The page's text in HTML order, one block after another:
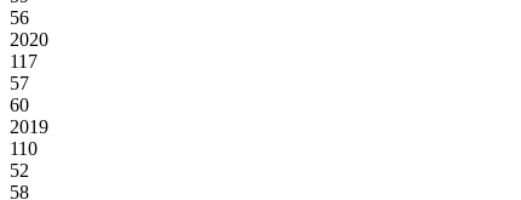
56
2020
117
57
60
2019
110
52
58